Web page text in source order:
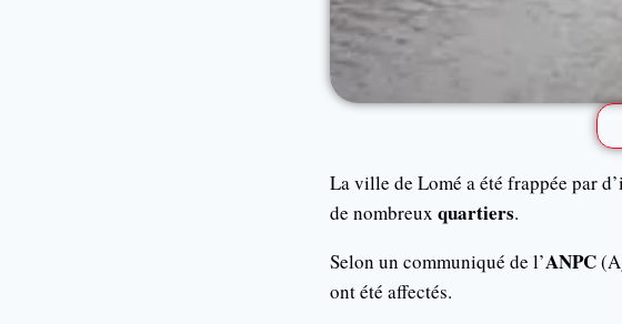
La ville de Lomé a été frappée par
de nombreux quartiers.
Selon un communiqué de l’ANPC
ont été affectés.